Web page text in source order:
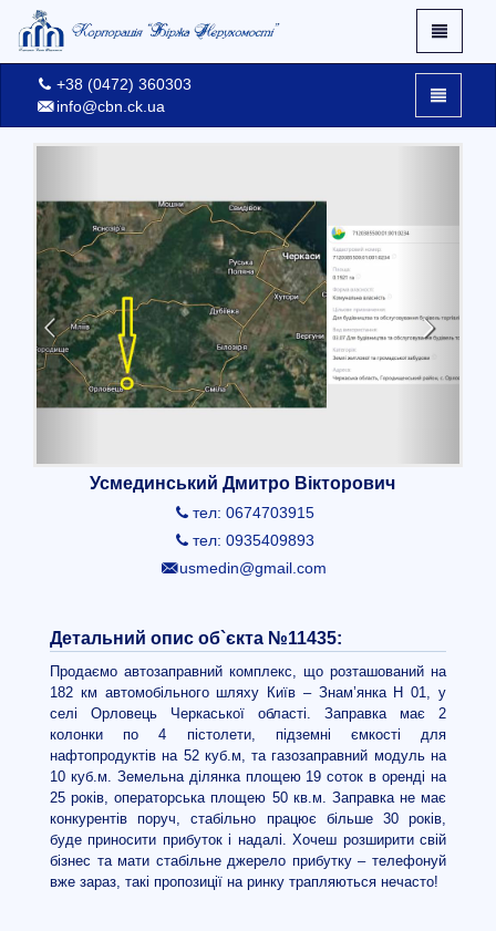
Facebook
Про нас
Контакти
Вхід
X
+38 (0472) 360303
info@cbn.ck.ua
Усмединський Дмитро Вікторович
тел: 0674703915
тел: 0935409893
usmedin@gmail.com
Детальний опис об`єкта №11435:
Продаємо автозаправний комплекс, що розташований на
182 км автомобільного шляху Київ – Знам’янка Н 01, у
селі Орловець Черкаської області. Заправка має 2
колонки по 4 пістолети, підземні ємкості для
нафтопродуктів на 52 куб.м, та газозаправний модуль на
10 куб.м. Земельна ділянка площею 19 соток в оренді на
25 років, операторська площею 50 кв.м. Заправка не має
конкурентів поруч, стабільно працює більше 30 років,
буде приносити прибуток і надалі. Хочеш розширити свій
бізнес та мати стабільне джерело прибутку – телефонуй
вже зараз, такі пропозиції на ринку трапляються нечасто!